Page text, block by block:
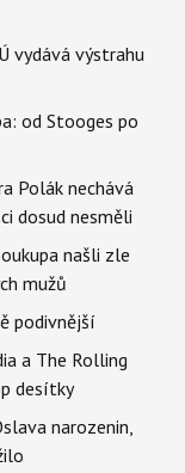
vydává výstrahu
od Stooges po
Polák nechává
dosud nesměli
našli zle
mužů
podivnější
a The Rolling
desítky
narozenin,